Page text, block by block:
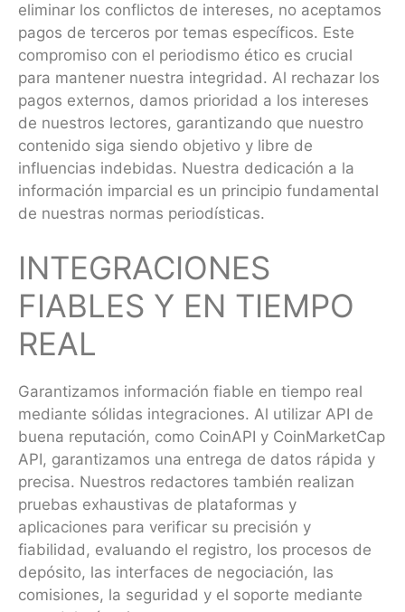
eliminar los conflictos de intereses, no aceptamos
pagos de terceros por temas específicos. Este
compromiso con el periodismo ético es crucial
para mantener nuestra integridad. Al rechazar los
pagos externos, damos prioridad a los intereses
de nuestros lectores, garantizando que nuestro
contenido siga siendo objetivo y libre de
influencias indebidas. Nuestra dedicación a la
información imparcial es un principio fundamental
de nuestras normas periodísticas.
INTEGRACIONES
FIABLES Y EN TIEMPO
REAL
Garantizamos información fiable en tiempo real
mediante sólidas integraciones. Al utilizar API de
buena reputación, como CoinAPI y CoinMarketCap
API, garantizamos una entrega de datos rápida y
precisa. Nuestros redactores también realizan
pruebas exhaustivas de plataformas y
aplicaciones para verificar su precisión y
fiabilidad, evaluando el registro, los procesos de
depósito, las interfaces de negociación, las
comisiones, la seguridad y el soporte mediante